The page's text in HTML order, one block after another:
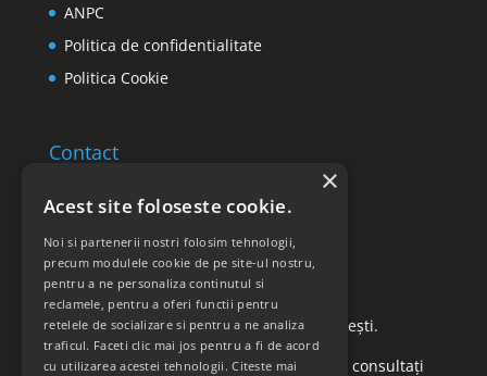
ANPC
Politica de confidentialitate
Politica Cookie
Contact
Retur produse
Str. Vasile Mironiuc nr. 3, Sector 1, București.
Pentru detalii suplimentare, vă rugăm să consultați
Acest site foloseste cookie.
Noi si partenerii nostri folosim tehnologii,
precum modulele cookie de pe site-ul nostru,
pentru a ne personaliza continutul si
reclamele, pentru a oferi functii pentru
retelele de socializare si pentru a ne analiza
traficul. Faceti clic mai jos pentru a fi de acord
cu utilizarea acestei tehnologii.Citeste mai
×